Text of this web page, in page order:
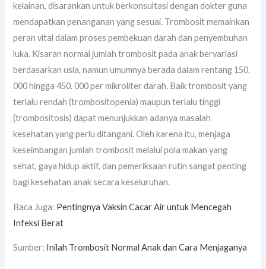
kelainan, disarankan untuk berkonsultasi dengan dokter guna
mendapatkan penanganan yang sesuai. Trombosit memainkan
peran vital dalam proses pembekuan darah dan penyembuhan
luka. Kisaran normal jumlah trombosit pada anak bervariasi
berdasarkan usia, namun umumnya berada dalam rentang 150.
000 hingga 450. 000 per mikroliter darah. Baik trombosit yang
terlalu rendah (trombositopenia) maupun terlalu tinggi
(trombositosis) dapat menunjukkan adanya masalah
kesehatan yang perlu ditangani. Oleh karena itu, menjaga
keseimbangan jumlah trombosit melalui pola makan yang
sehat, gaya hidup aktif, dan pemeriksaan rutin sangat penting
bagi kesehatan anak secara keseluruhan.
Baca Juga: Pentingnya Vaksin Cacar Air untuk Mencegah
Infeksi Berat
Sumber: Inilah Trombosit Normal Anak dan Cara Menjaganya